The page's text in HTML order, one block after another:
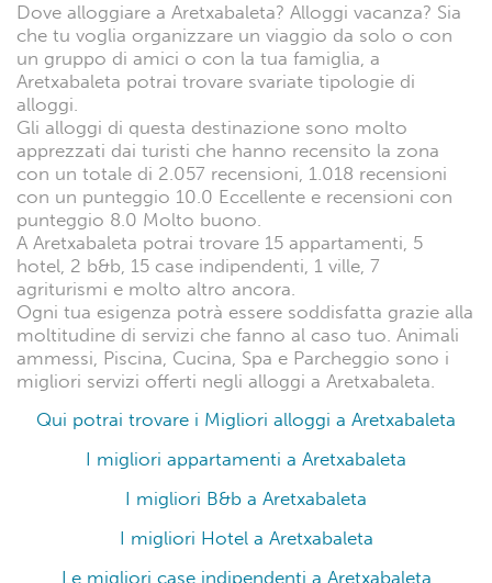
Dove alloggiare a Aretxabaleta? Alloggi vacanza? Sia
che tu voglia organizzare un viaggio da solo o con
un gruppo di amici o con la tua famiglia, a
Aretxabaleta potrai trovare svariate tipologie di
alloggi.
Gli alloggi di questa destinazione sono molto
apprezzati dai turisti che hanno recensito la zona
con un totale di 2.057 recensioni, 1.018 recensioni
con un punteggio 10.0 Eccellente e recensioni con
punteggio 8.0 Molto buono.
A Aretxabaleta potrai trovare 15 appartamenti, 5
hotel, 2 b&b, 15 case indipendenti, 1 ville, 7
agriturismi e molto altro ancora.
Ogni tua esigenza potrà essere soddisfatta grazie alla
moltitudine di servizi che fanno al caso tuo. Animali
ammessi, Piscina, Cucina, Spa e Parcheggio sono i
migliori servizi offerti negli alloggi a Aretxabaleta.
Qui potrai trovare i Migliori alloggi a Aretxabaleta
I migliori appartamenti a Aretxabaleta
I migliori B&b a Aretxabaleta
I migliori Hotel a Aretxabaleta
Le migliori case indipendenti a Aretxabaleta